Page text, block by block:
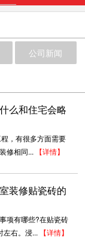
公司新闻
么和住宅会略
，有很多方面需要
修相同... 【详情】
装修贴瓷砖的
项有哪些?在贴瓷砖
左右。浸... 【详情】